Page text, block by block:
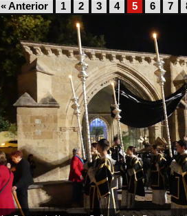
« Anterior 1 2 3 4 5 6 7